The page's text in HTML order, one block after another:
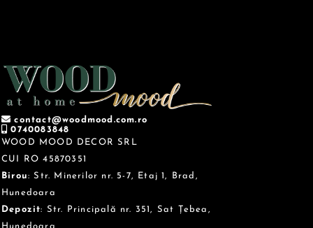
contact@woodmood.com.ro
0740083848
WOOD MOOD DECOR SRL
CUI RO 45870351
Birou: Str. Minerilor nr. 5-7, Etaj 1, Brad,
Hunedoara
Depozit: Str. Principală nr. 351, Sat Țebea,
Hunedoara